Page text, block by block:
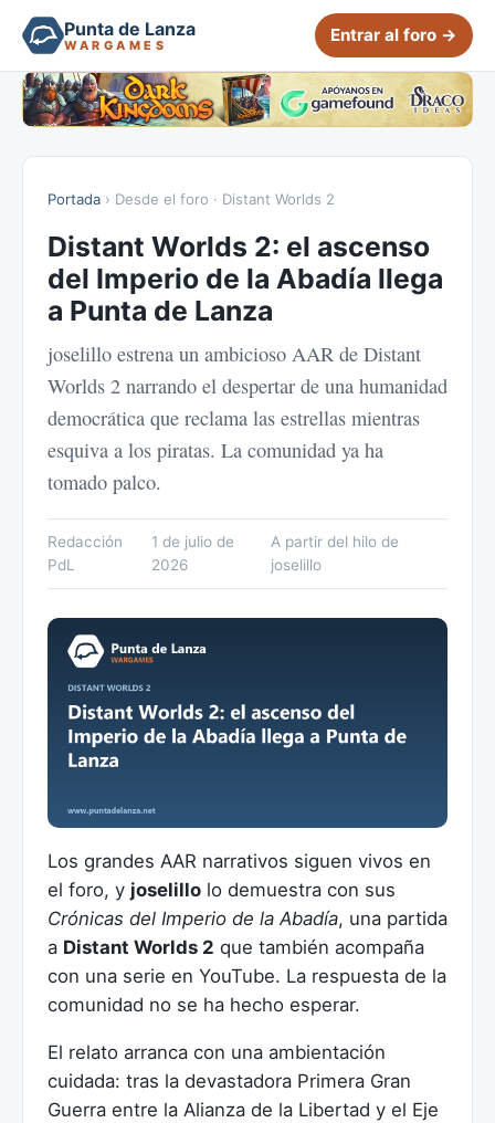
Punta de Lanza
WARGAMES Entrar al foro →
Portada › Desde el foro · Distant Worlds 2
Distant Worlds 2: el ascenso
del Imperio de la Abadía llega
a Punta de Lanza
joselillo estrena un ambicioso AAR de Distant
Worlds 2 narrando el despertar de una humanidad
democrática que reclama las estrellas mientras
esquiva a los piratas. La comunidad ya ha
tomado palco.
Redacción
PdL
1 de julio de
2026
A partir del hilo de
joselillo
Los grandes AAR narrativos siguen vivos en
el foro, y joselillo lo demuestra con sus
Crónicas del Imperio de la Abadía, una partida
a Distant Worlds 2 que también acompaña
con una serie en YouTube. La respuesta de la
comunidad no se ha hecho esperar.
El relato arranca con una ambientación
cuidada: tras la devastadora Primera Gran
Guerra entre la Alianza de la Libertad y el Eje